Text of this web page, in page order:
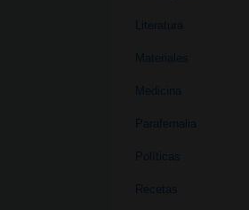
Literatura
Materiales
Medicina
Parafernalia
Políticas
Recetas